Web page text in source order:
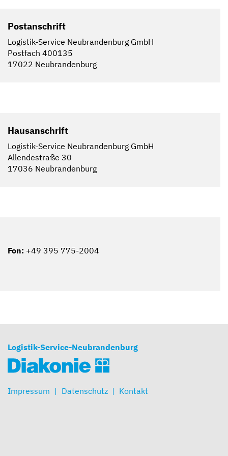
Postanschrift
Logistik-Service Neubrandenburg GmbH
Postfach 400135
17022 Neubrandenburg
Hausanschrift
Logistik-Service Neubrandenburg GmbH
Allendestraße 30
17036 Neubrandenburg
Fon: +49 395 775-2004
Logistik-Service-Neubrandenburg
Impressum Datenschutz Kontakt